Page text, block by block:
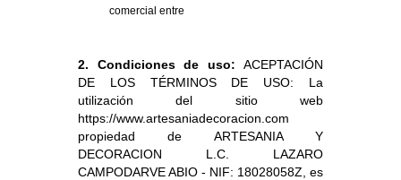
comercial entre
2. Condiciones de uso: ACEPTACIÓN
DE LOS TÉRMINOS DE USO: La
utilización del sitio web
https://www.artesaniadecoracion.com
propiedad de ARTESANIA Y
DECORACION L.C. LAZARO
CAMPODARVE ABIO - NIF: 18028058Z, es